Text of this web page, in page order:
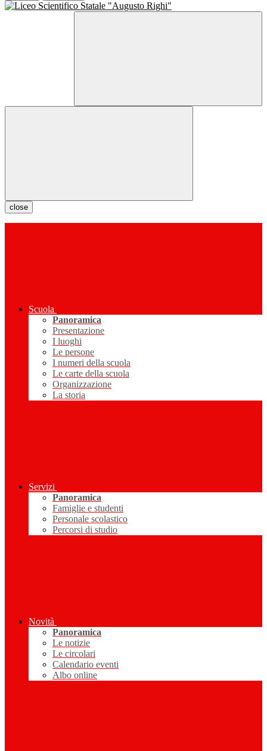
close
Scuola
Panoramica
Presentazione
I luoghi
Le persone
I numeri della scuola
Le carte della scuola
Organizzazione
La storia
Servizi
Panoramica
Famiglie e studenti
Personale scolastico
Percorsi di studio
Novità
Panoramica
Le notizie
Le circolari
Calendario eventi
Albo online